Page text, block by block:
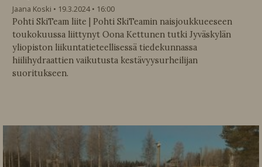
Jaana Koski 19.3.2024
16:00
Pohti SkiTeam liite | Pohti SkiTeamin naisjoukkueeseen
toukokuussa liittynyt Oona Kettunen tutki Jyväskylän
yliopiston liikuntatieteellisessä tiedekunnassa
hiilihydraattien vaikutusta kestävyysurheilijan
suoritukseen.